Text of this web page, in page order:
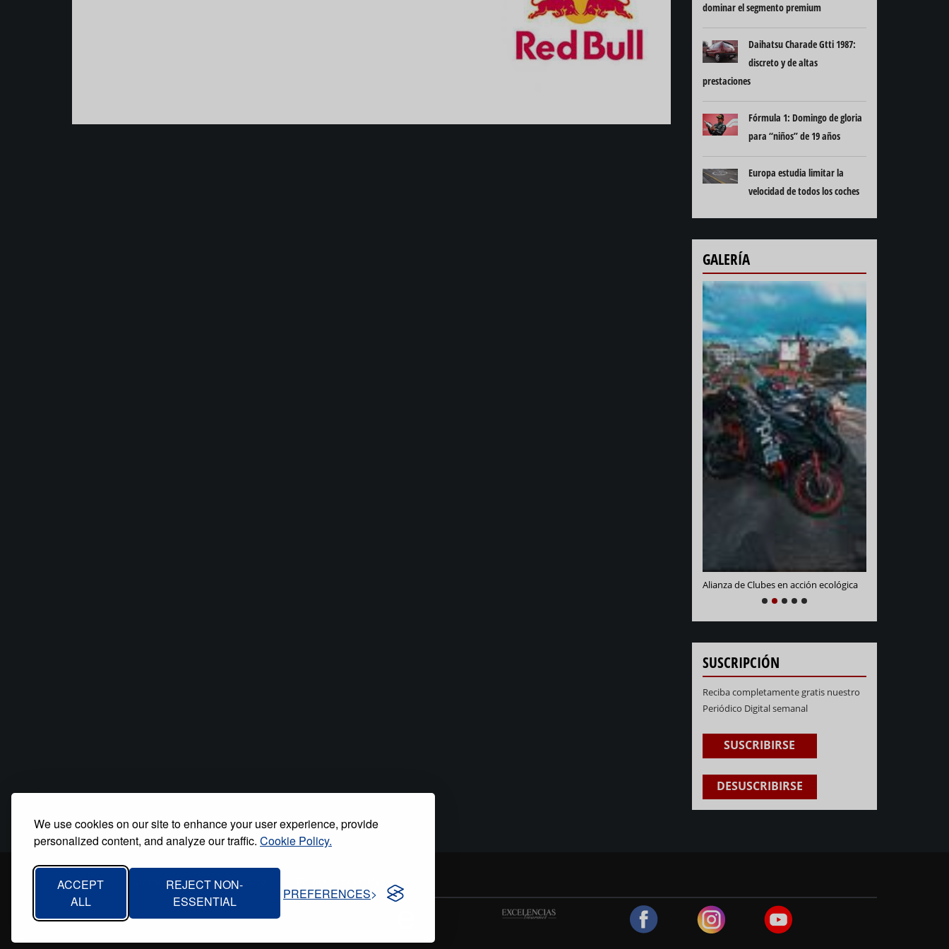
We use cookies on our site to enhance your user experience, provide
personalized content, and analyze our traffic. Cookie Policy.
ACCEPT
ALL
REJECT NON-
ESSENTIAL
PREFERENCES
dominar el segmento premium
Daihatsu Charade Gtti 1987:
discreto y de altas
prestaciones
Fórmula 1: Domingo de gloria
para “niños” de 19 años
Europa estudia limitar la
velocidad de todos los coches
GALERÍA
Alianza de Clubes en acción ecológica
PREVIOUS
SUSCRIPCIÓN
Reciba completamente gratis nuestro
Periódico Digital semanal
SUSCRIBIRSE
DESUSCRIBIRSE
Footer
menu
Inicio Quiénes somos Contacto